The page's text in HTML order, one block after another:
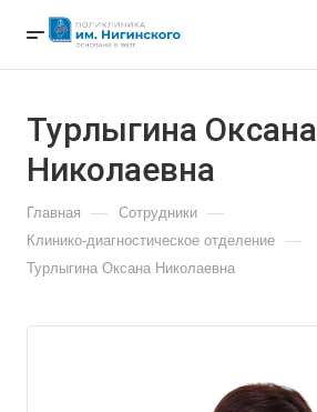
Турлыгина Оксана
Николаевна
Главная — Сотрудники —
Клинико-диагностическое отделение —
Турлыгина Оксана Николаевна